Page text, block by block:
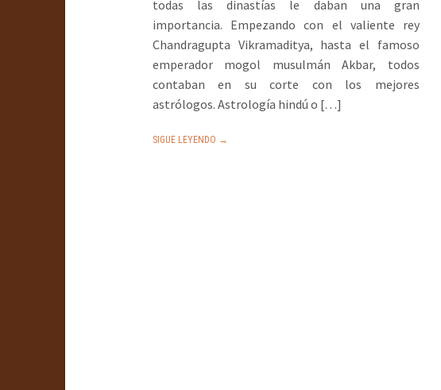
todas las dinastías le daban una gran
importancia. Empezando con el valiente rey
Chandragupta Vikramaditya, hasta el famoso
emperador mogol musulmán Akbar, todos
contaban en su corte con los mejores
astrólogos. Astrología hindú o […]
SIGUE LEYENDO →